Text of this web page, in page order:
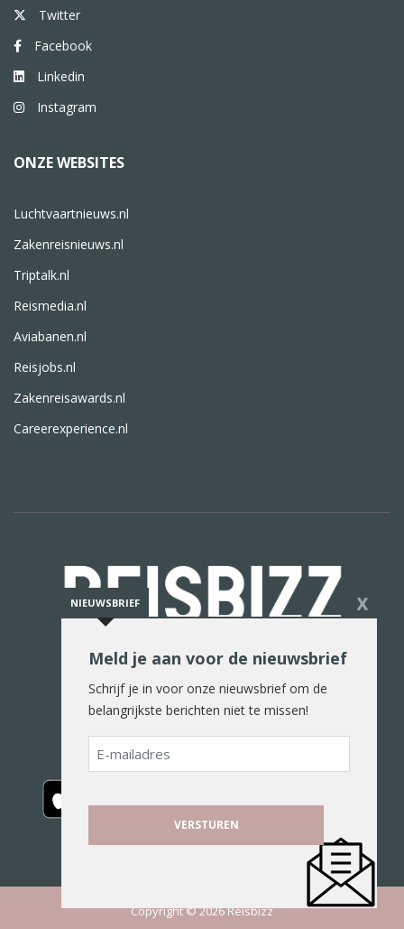
Twitter
Facebook
Linkedin
Instagram
ONZE WEBSITES
Luchtvaartnieuws.nl
Zakenreisnieuws.nl
Triptalk.nl
Reismedia.nl
Aviabanen.nl
Reisjobs.nl
Zakenreisawards.nl
Careerexperience.nl
De reiswereld in woord en beeld
Copyright © 2026 Reisbizz
NIEUWSBRIEF X
Meld je aan voor de nieuwsbrief
Schrijf je in voor onze nieuwsbrief om de
belangrijkste berichten niet te missen!
E-
mailadres